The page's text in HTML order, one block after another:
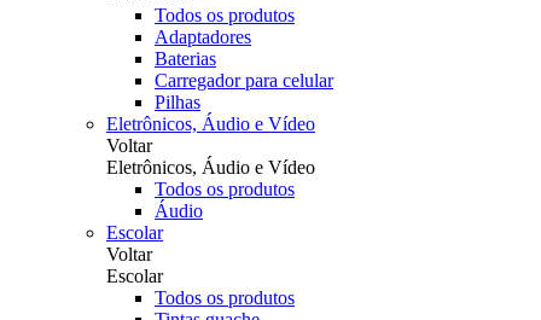
Todos os produtos
Adaptadores
Baterias
Carregador para celular
Pilhas
Eletrônicos, Áudio e Vídeo
Voltar
Eletrônicos, Áudio e Vídeo
Todos os produtos
Áudio
Escolar
Voltar
Escolar
Todos os produtos